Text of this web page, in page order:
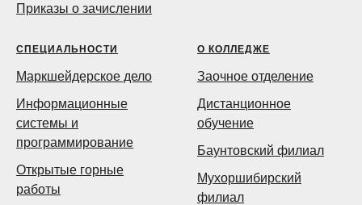
Приказы о зачислении
СПЕЦИАЛЬНОСТИ
Маркшейдерское дело
Информационные
системы и
программирование
Открытые горные
работы
О КОЛЛЕДЖЕ
Заочное отделение
Дистанционное
обучение
Баунтовский филиал
Мухоршибирский
филиал